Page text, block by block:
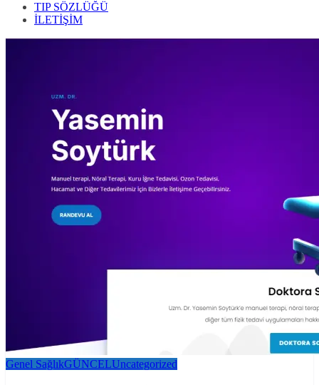
TIP SÖZLÜĞÜ
İLETİŞİM
Genel SağlıkGÜNCELUncategorized